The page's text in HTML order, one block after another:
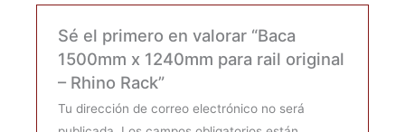
Sé el primero en valorar “Baca
1500mm x 1240mm para rail original
– Rhino Rack”
Tu dirección de correo electrónico no será